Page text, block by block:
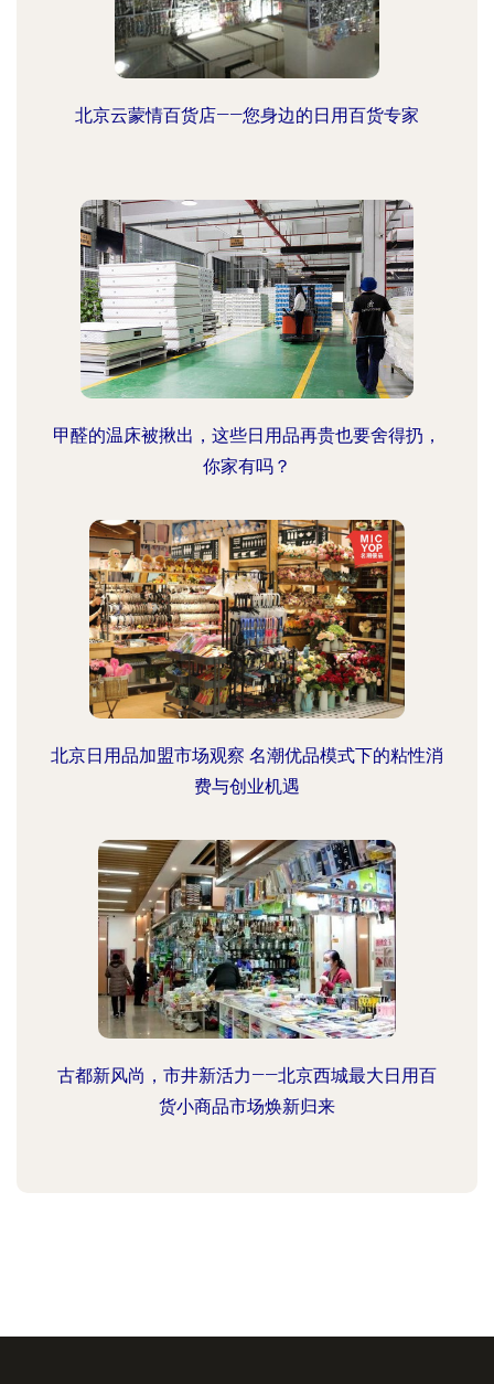
北京云蒙情百货店——您身边的日用百货专家
甲醛的温床被揪出，这些日用品再贵也要舍得扔，
你家有吗？
北京日用品加盟市场观察 名潮优品模式下的粘性消
费与创业机遇
古都新风尚，市井新活力——北京西城最大日用百
货小商品市场焕新归来